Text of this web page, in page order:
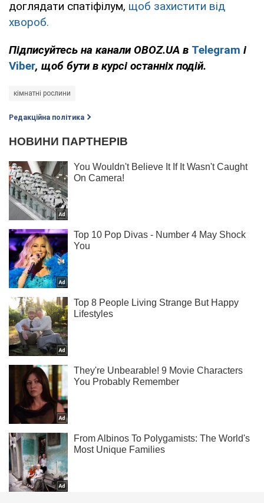
доглядати спатіфілум, щоб захистити від
хвороб.
Підписуйтесь на канали OBOZ.UA в Telegram і
Viber, щоб бути в курсі останніх подій.
кімнатні рослини
Редакційна політика